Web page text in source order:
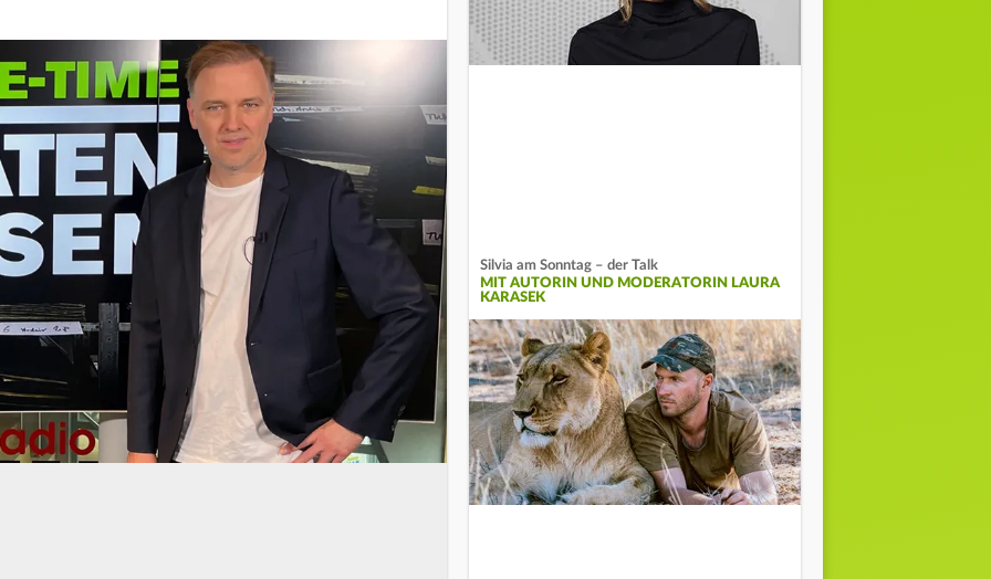
Silvia am Sonntag – der Talk
MIT AUTORIN UND MODERATORIN LAURA
KARASEK